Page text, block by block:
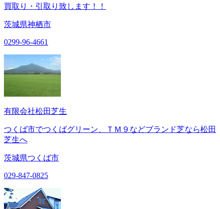
買取り・引取り致します！！
茨城県神栖市
0299-96-4661
有限会社松田芝生
つくば市でつくばグリーン、ＴＭ９などブランド芝なら松田
芝生へ
茨城県つくば市
029-847-0825